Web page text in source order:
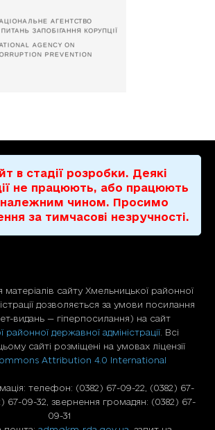
в стадії розробки. Деякі
не працюють, або працюють
чином. Просимо
за тимчасові незручності.
сайту Хмельницької районної
дозволяється за умови посилання
видань — гiперпосилання) на сайт
районної державної адміністрації . Всі
сайті розміщені на умовах ліцензії
Attribution 4.0 International
телефон: (0382) 67-09-22, (0382) 67-
67-09-32, звернення громадян: (0382) 67-
09-31